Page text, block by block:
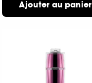
Ajouter au panier